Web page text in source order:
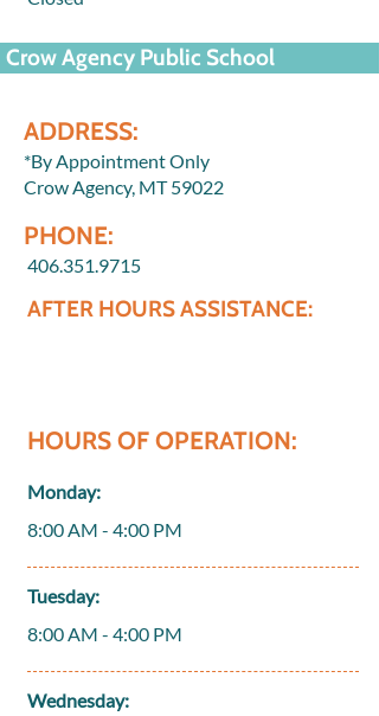
Crow Agency Public School
ADDRESS:
*By Appointment Only
Crow Agency, MT 59022
PHONE:
406.351.9715
AFTER HOURS ASSISTANCE:
HOURS OF OPERATION:
Monday:
8:00 AM - 4:00 PM
Tuesday:
8:00 AM - 4:00 PM
Wednesday: